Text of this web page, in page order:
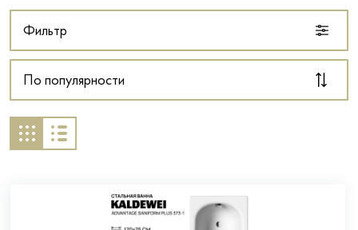
Фильтр
По популярности